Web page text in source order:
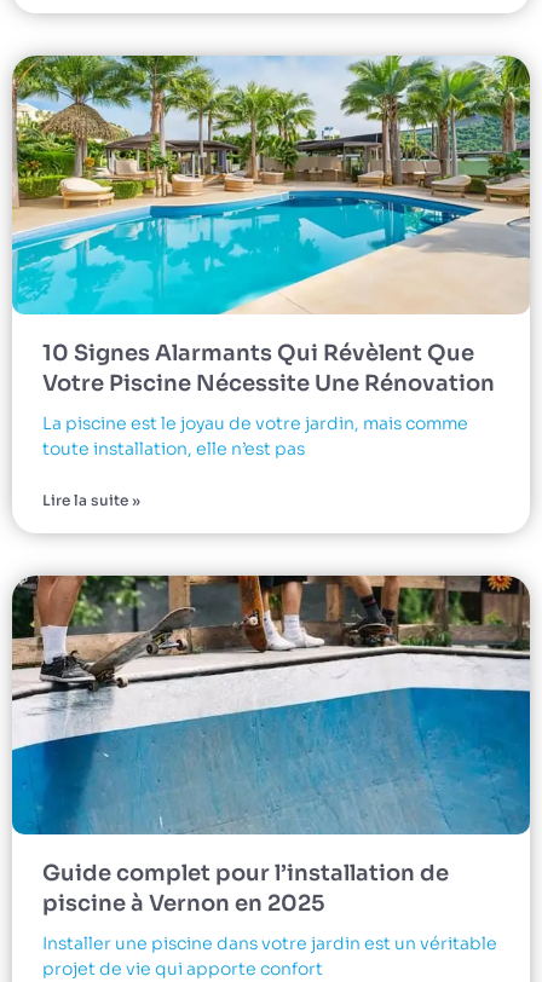
10 Signes Alarmants Qui Révèlent Que
Votre Piscine Nécessite Une Rénovation
La piscine est le joyau de votre jardin, mais comme
toute installation, elle n’est pas
Lire la suite »
Guide complet pour l’installation de
piscine à Vernon en 2025
Installer une piscine dans votre jardin est un véritable
projet de vie qui apporte confort